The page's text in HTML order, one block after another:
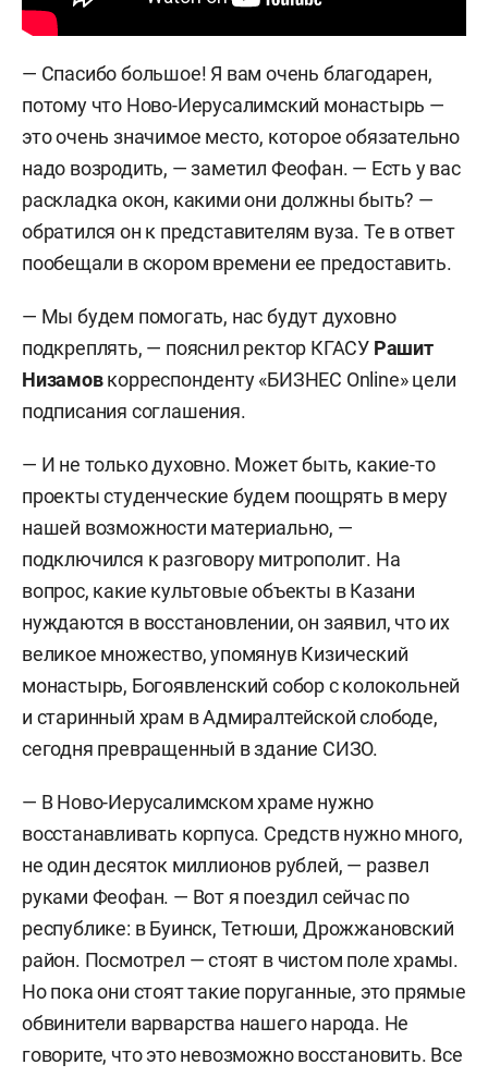
— Спасибо большое! Я вам очень благодарен,
потому что Ново-Иерусалимский монастырь —
это очень значимое место, которое обязательно
надо возродить, — заметил Феофан. — Есть у вас
раскладка окон, какими они должны быть? —
обратился он к представителям вуза. Те в ответ
пообещали в скором времени ее предоставить.
— Мы будем помогать, нас будут духовно
подкреплять, — пояснил ректор КГАСУ Рашит
Низамовкорреспонденту «БИЗНЕС Online» цели
подписания соглашения.
— И не только духовно. Может быть, какие-то
проекты студенческие будем поощрять в меру
нашей возможности материально, —
подключился к разговору митрополит. На
вопрос, какие культовые объекты в Казани
нуждаются в восстановлении, он заявил, что их
великое множество, упомянув Кизический
монастырь, Богоявленский собор с колокольней
и старинный храм в Адмиралтейской слободе,
сегодня превращенный в здание СИЗО.
— В Ново-Иерусалимском храме нужно
восстанавливать корпуса. Средств нужно много,
не один десяток миллионов рублей, — развел
руками Феофан. — Вот я поездил сейчас по
республике: в Буинск, Тетюши, Дрожжановский
район. Посмотрел — стоят в чистом поле храмы.
Но пока они стоят такие поруганные, это прямые
обвинители варварства нашего народа. Не
говорите, что это невозможно восстановить. Все